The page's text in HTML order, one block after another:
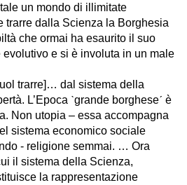
un mondo di illimitate
trarre dalla Scienza la Borghesia
che ormai ha esaurito il suo
e si è involuta in un male
trarre]… dal sistema della
L’Epoca ˋgrande borgheseˊ è
Non utopia – essa accompagna
sistema economico sociale
- religione semmai. … Ora
il sistema della Scienza,
la rappresentazione